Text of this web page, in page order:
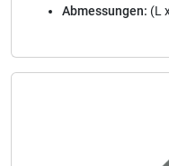
Abmessungen: (L